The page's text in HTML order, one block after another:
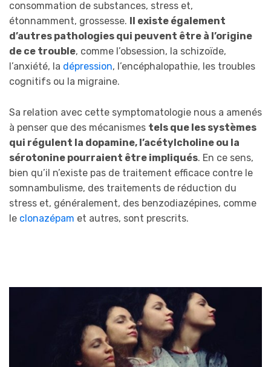
consommation de substances, stress et,
étonnamment, grossesse. Il existe également
d’autres pathologies qui peuvent être à l’origine
de ce trouble, comme l’obsession, la schizoïde,
l’anxiété, la dépression, l’encéphalopathie, les troubles
cognitifs ou la migraine.
Sa relation avec cette symptomatologie nous a amenés
à penser que des mécanismes tels que les systèmes
qui régulent la dopamine, l’acétylcholine ou la
sérotonine pourraient être impliqués. En ce sens,
bien qu’il n’existe pas de traitement efficace contre le
somnambulisme, des traitements de réduction du
stress et, généralement, des benzodiazépines, comme
le clonazépam et autres, sont prescrits.